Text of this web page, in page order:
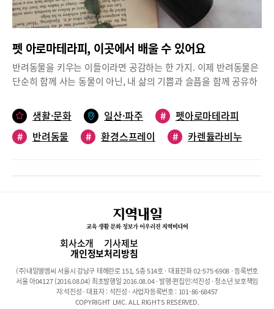
펫 아로마테라피, 이곳에서 배울 수 있어요
반려동물을 키우는 이들이라면 공감하는 한 가지. 이제 반려동물은
단순히 함께 사는 동물이 아닌, 내 삶의 기쁨과 슬픔을 함께 공유하
족 못지않은 관심과 투자를 아끼지 않는 요즘이다. ‘펫 아로마테라
피’에 대한 관심이 높아지고 있는 이유다. 좀 더 건강한 방법으로,
나의 반려동물을 케어해줄 수 있는 펫 아로마테라피를 만나보자.펫
피’다. 내 가족의 소중한 구성원이자 생을 함께하는 친구인 반려동
물에 대한 아낌없는 투자와 관심을 쏟고 있는 가운데 펫 아로마테라
피에 대한 관심도 높아지고 있다.펫 아로마테라피 제품들도 다양하
다. 사람처럼 일상생활에 사용하는 제품들의 대부분을 아로마테라
레이 등 재료와 효능을 달리하는 다양한 아로마테라피 제품들이 있
어, 화학성분이 들어가지 않은 천연 제품들로 반려동물의 심신을 케
어할 수 있다.하지만 주의해야 할 점도 있다. 반려동물의 피부가 약
생활·문화 일산·파주 #
펫아로마테라피
#
반려동물 # 환경스프레이 # 카렌듈라비누
회사소개 기사제보
개인정보처리방침
(주)내일엘엠씨 서울시 강남구 테헤란로 151, 5층 514호 · 대표전화 02-575-6908 · 등록번호
서울 아04127 (2016.08.04) 최초발행일 2016.08.04 · 발행·편집인:석진성 · 청소년 보호책임
자:석진성 · 대표자 : 석진성 · 사업자등록번호 : 101-86-68457
COPYRIGHT LMC. ALL RIGHTS RESERVED.